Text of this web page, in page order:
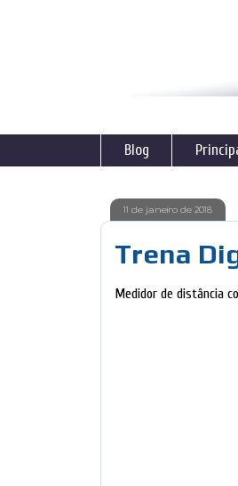
Blog
11 de janeiro de 2018
Trena
Medidor de distância